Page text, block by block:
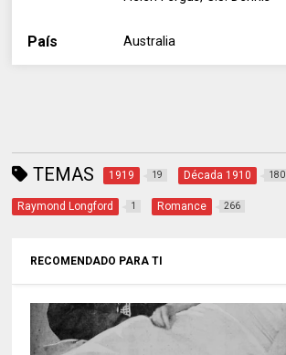
País Australia
TEMAS 1919 19 Década 1910 180
Raymond Longford 1 Romance 266
RECOMENDADO PARA TI